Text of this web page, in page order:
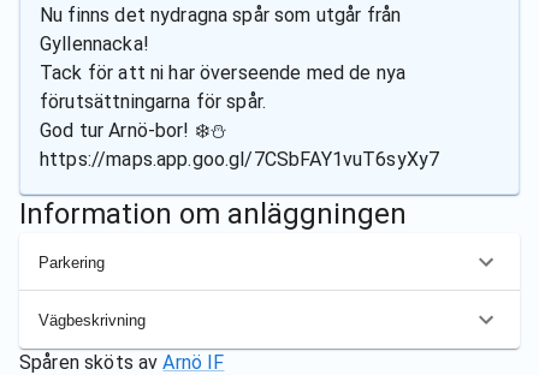
Nu finns det nydragna spår som utgår från
Gyllennacka!
Tack för att ni har överseende med de nya
förutsättningarna för spår.
God tur Arnö-bor! ❄️⛄
https://maps.app.goo.gl/7CSbFAY1vuT6syXy7
Information om anläggningen
Parkering
Vägbeskrivning
Spåren sköts av Arnö IF